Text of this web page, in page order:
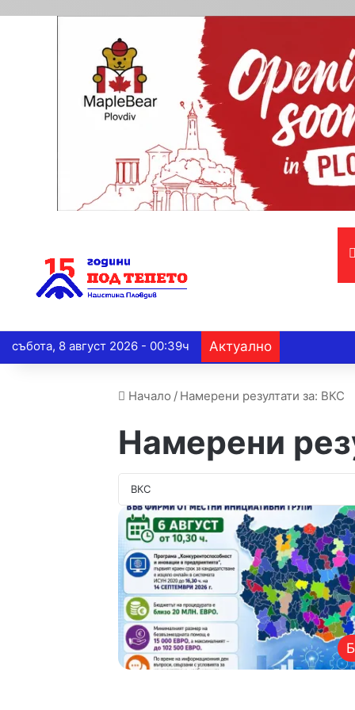
събота, 8 август 2026 - 00:39ч Актуално
Начало / Намерени резултати за: ВКС
Намерени